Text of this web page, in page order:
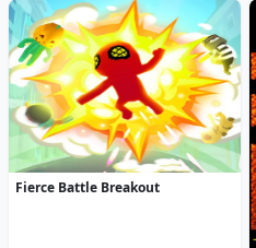
Fierce Battle Breakout